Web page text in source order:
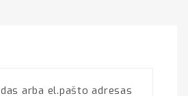
arba el.pašto adresas